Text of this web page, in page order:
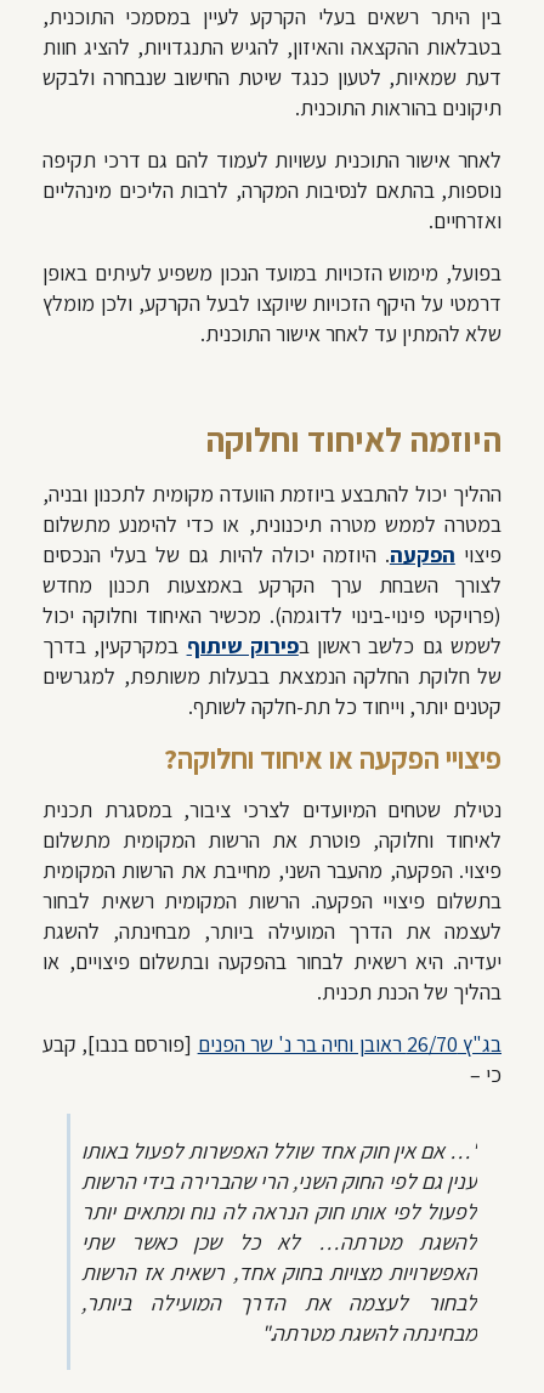
בין היתר רשאים בעלי הקרקע לעיין במסמכי התוכנית,
בטבלאות ההקצאה והאיזון, להגיש התנגדויות, להציג חוות
דעת שמאיות, לטעון כנגד שיטת החישוב שנבחרה ולבקש
תיקונים בהוראות התוכנית.
לאחר אישור התוכנית עשויות לעמוד להם גם דרכי תקיפה
נוספות, בהתאם לנסיבות המקרה, לרבות הליכים מינהליים
ואזרחיים.
בפועל, מימוש הזכויות במועד הנכון משפיע לעיתים באופן
דרמטי על היקף הזכויות שיוקצו לבעל הקרקע, ולכן מומלץ
שלא להמתין עד לאחר אישור התוכנית.
היוזמה לאיחוד וחלוקה
ההליך יכול להתבצע ביוזמת הוועדה מקומית לתכנון ובניה,
במטרה לממש מטרה תיכנונית, או כדי להימנע מתשלום
פיצוי הפקעה. היוזמה יכולה להיות גם של בעלי הנכסים
לצורך השבחת ערך הקרקע באמצעות תכנון מחדש
(פרויקטי פינוי-בינוי לדוגמה). מכשיר האיחוד וחלוקה יכול
לשמש גם כלשב ראשון בפירוק שיתוף במקרקעין, בדרך
של חלוקת החלקה הנמצאת בבעלות משותפת, למגרשים
קטנים יותר, וייחוד כל תת-חלקה לשותף.
פיצויי הפקעה או איחוד וחלוקה?
נטילת שטחים המיועדים לצרכי ציבור, במסגרת תכנית
לאיחוד וחלוקה, פוטרת את הרשות המקומית מתשלום
פיצוי. הפקעה, מהעבר השני, מחייבת את הרשות המקומית
בתשלום פיצויי הפקעה. הרשות המקומית רשאית לבחור
לעצמה את הדרך המועילה ביותר, מבחינתה, להשגת
יעדיה. היא רשאית לבחור בהפקעה ובתשלום פיצויים, או
בהליך של הכנת תכנית.
בג"ץ 26/70 ראובן וחיה בר נ' שר הפנים
[פורסם בנבו], קבע
כי –
"… אם אין חוק אחד שולל האפשרות לפעול באותו
ענין גם לפי החוק השני, הרי שהברירה בידי הרשות
לפעול לפי אותו חוק הנראה לה נוח ומתאים יותר
להשגת מטרתה… לא כל שכן כאשר שתי
האפשרויות מצויות בחוק אחד, רשאית אז הרשות
לבחור לעצמה את הדרך המועילה ביותר,
מבחינתה להשגת מטרתה."